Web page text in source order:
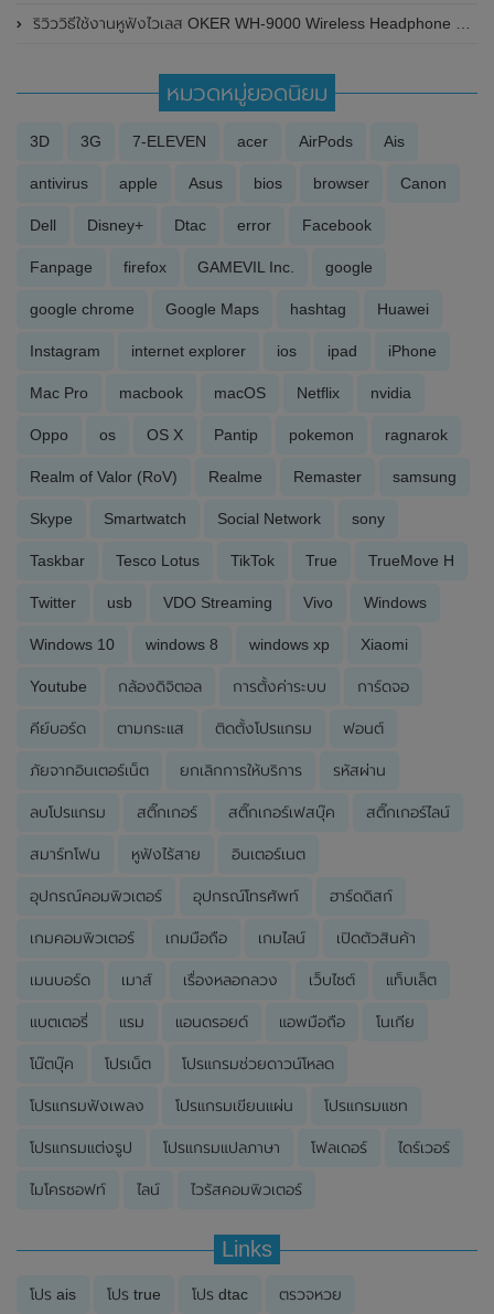
ริวิววิธีใช้งานหูฟังไวเลส OKER WH-9000 Wireless Headphone 5 in 1
หมวดหมู่ยอดนิยม
3D 3G 7-ELEVEN acer AirPods Ais
antivirus apple Asus bios browser Canon
Dell Disney+ Dtac error Facebook
Fanpage firefox GAMEVIL Inc. google
google chrome Google Maps hashtag Huawei
Instagram internet explorer ios ipad iPhone
Mac Pro macbook macOS Netflix nvidia
Oppo os OS X Pantip pokemon ragnarok
Realm of Valor (RoV) Realme Remaster samsung
Skype Smartwatch Social Network sony
Taskbar Tesco Lotus TikTok True TrueMove H
Twitter usb VDO Streaming Vivo Windows
Windows 10 windows 8 windows xp Xiaomi
Youtube กล้องดิจิตอล การตั้งค่าระบบ การ์ดจอ
คีย์บอร์ด ตามกระแส ติดตั้งโปรแกรม ฟอนต์
ภัยจากอินเตอร์เน็ต ยกเลิกการให้บริการ รหัสผ่าน
ลบโปรแกรม สติ๊กเกอร์ สติ๊กเกอร์เฟสบุ๊ค สติ๊กเกอร์ไลน์
สมาร์ทโฟน หูฟังไร้สาย อินเตอร์เนต
อุปกรณ์คอมพิวเตอร์ อุปกรณ์โทรศัพท์ ฮาร์ดดิสก์
เกมคอมพิวเตอร์ เกมมือถือ เกมไลน์ เปิดตัวสินค้า
เมนบอร์ด เมาส์ เรื่องหลอกลวง เว็บไซต์ แท็บเล็ต
แบตเตอรี่ แรม แอนดรอยด์ แอพมือถือ โนเกีย
โน๊ตบุ๊ค โปรเน็ต โปรแกรมช่วยดาวน์โหลด
โปรแกรมฟังเพลง โปรแกรมเขียนแผ่น โปรแกรมแชท
โปรแกรมแต่งรูป โปรแกรมแปลภาษา โฟลเดอร์ ไดร์เวอร์
ไมโครซอฟท์ ไลน์ ไวรัสคอมพิวเตอร์
Links
โปร ais โปร true โปร dtac ตรวจหวย